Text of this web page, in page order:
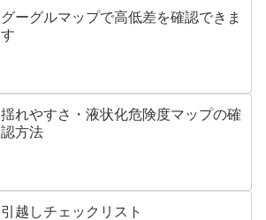
グーグルマップで高低差を確認できま
す
揺れやすさ・液状化危険度マップの確
認方法
引越しチェックリスト